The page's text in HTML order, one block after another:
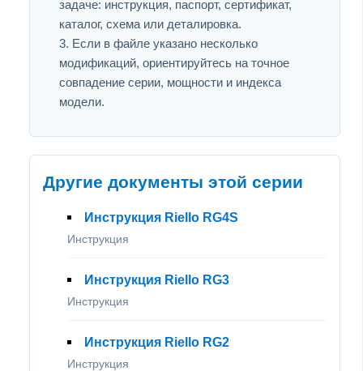
задаче: инструкция, паспорт, сертификат,
каталог, схема или деталировка.
Если в файле указано несколько
модификаций, ориентируйтесь на точное
совпадение серии, мощности и индекса
модели.
Другие документы этой серии
Инструкция Riello RG4S
Инструкция
Инструкция Riello RG3
Инструкция
Инструкция Riello RG2
Инструкция